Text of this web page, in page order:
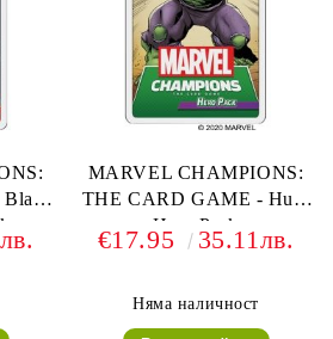
MARVEL CHAMPIONS:
THE CARD GAME - Hulk
Hero Pack
€17.95 35.11лв.
Няма наличност